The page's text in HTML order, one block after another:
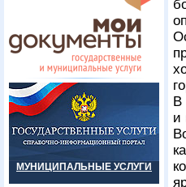
МУНИЦИПАЛЬНЫЕ УСЛУГИ
В
и